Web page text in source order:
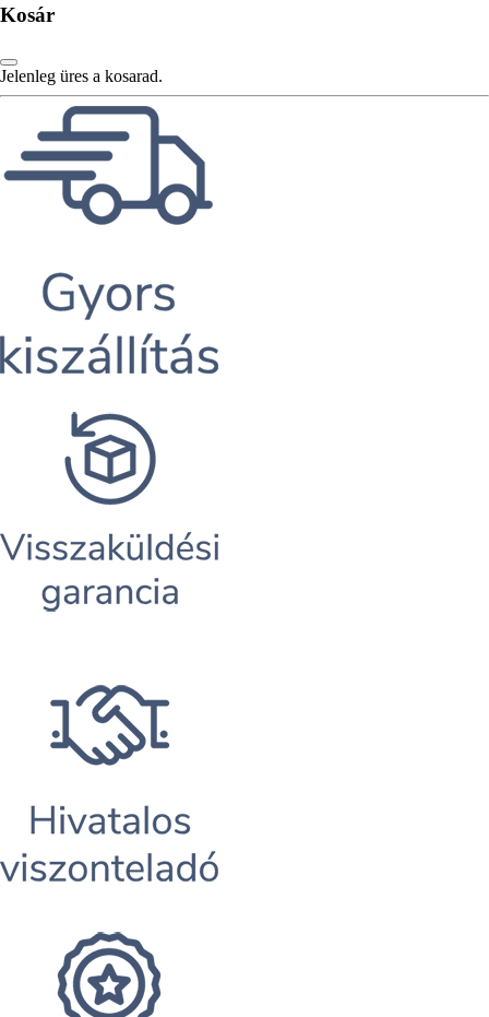
Kosár
Jelenleg üres a kosarad.